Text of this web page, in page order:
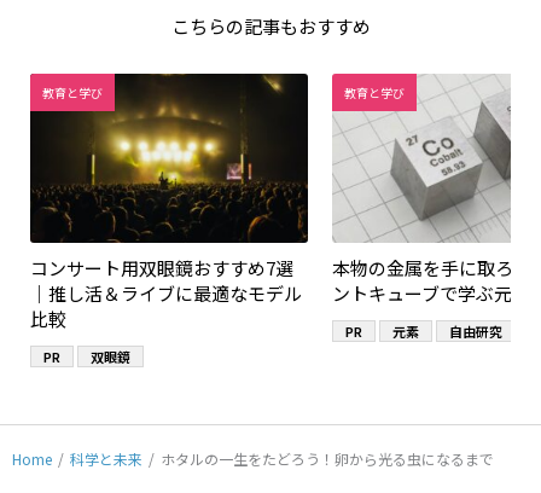
こちらの記事もおすすめ
教育と学び
コンサート用双眼鏡おすすめ7選
｜推し活＆ライブに最適なモデル
比較
PR 双眼鏡
教育と学び
本物の金属を手に取ろう
ントキューブで学ぶ元素
PR 元素 自由研究
Home / 科学と未来 / ホタルの一生をたどろう！卵から光る虫になるまで